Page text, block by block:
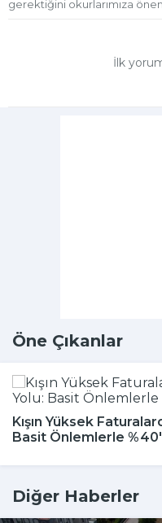
gerektiğini okurlarımıza
İlk
Öne Çıkanlar
Kışın Yüksek
Basit Önlemlerle
Diğer Haberler